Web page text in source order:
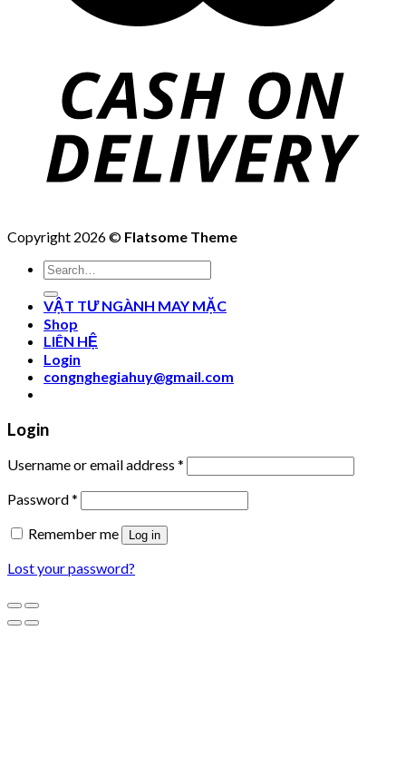
Copyright 2026 © Flatsome Theme
Search
for:
VẬT TƯ NGÀNH MAY MẶC
Shop
LIÊN HỆ
Login
congnghegiahuy@gmail.com
Login
Username or email address *
Password*
Remember me
Log in
Lost your password?